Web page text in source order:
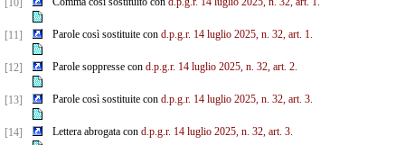
[10]
[11] Parole così sostituite con d.p.g.r. 14 luglio 2025, n. 32, art. 1.
[12] Parole soppresse con d.p.g.r. 14 luglio 2025, n. 32, art. 2.
[13] Parole così sostituite con d.p.g.r. 14 luglio 2025, n. 32, art. 3.
[14] Lettera abrogata con d.p.g.r. 14 luglio 2025, n. 32, art. 3.